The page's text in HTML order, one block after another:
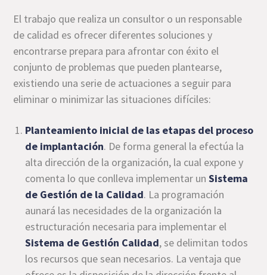
El trabajo que realiza un consultor o un responsable
de calidad es ofrecer diferentes soluciones y
encontrarse prepara para afrontar con éxito el
conjunto de problemas que pueden plantearse,
existiendo una serie de actuaciones a seguir para
eliminar o minimizar las situaciones difíciles:
Planteamiento inicial de las etapas del proceso
de implantación. De forma general la efectúa la
alta dirección de la organización, la cual expone y
comenta lo que conlleva implementar unSistema
de Gestión de la Calidad. La programación
aunará las necesidades de la organización la
estructuración necesaria para implementar el
Sistema de Gestión Calidad, se delimitan todos
los recursos que sean necesarios. La ventaja que